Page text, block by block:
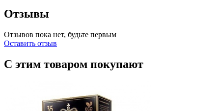
Отзывы
Отзывов пока нет, будьте первым
Оставить отзыв
С этим товаром покупают